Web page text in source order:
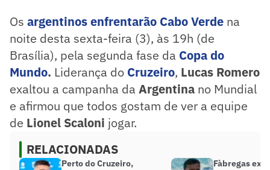
Os argentinos enfrentarão Cabo Verde na
noite desta sexta-feira (3), às 19h (de
Brasília), pela segunda fase da Copa do
Mundo. Liderança do Cruzeiro, Lucas Romero
exaltou a campanha da Argentina no Mundial
e afirmou que todos gostam de ver a equipe
de Lionel Scaloni jogar.
RELACIONADAS
Perto do Cruzeiro,
Fàbregas